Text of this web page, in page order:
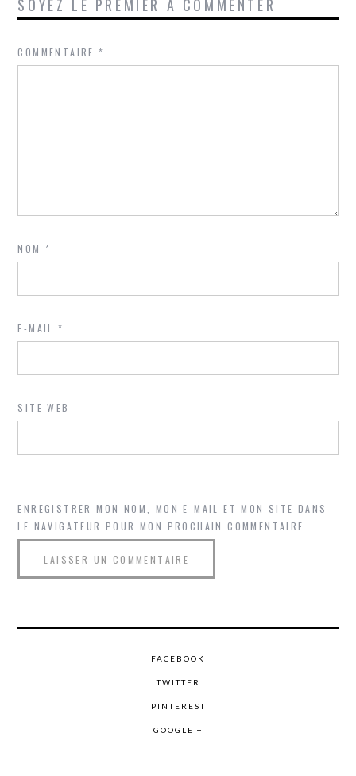
SOYEZ LE PREMIER À COMMENTER
COMMENTAIRE*
NOM*
E-MAIL*
SITE WEB
ENREGISTRER MON NOM, MON E-MAIL ET MON SITE DANS
LE NAVIGATEUR POUR MON PROCHAIN COMMENTAIRE.
FACEBOOK
TWITTER
PINTEREST
GOOGLE +